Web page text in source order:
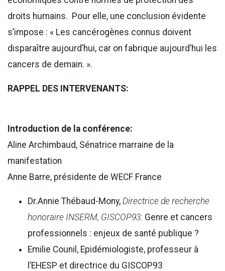
droits humains. Pour elle, une conclusion évidente
s’impose : « Les cancérogènes connus doivent
disparaître aujourd’hui, car on fabrique aujourd’hui les
cancers de demain. ».
RAPPEL DES INTERVENANTS:
Introduction de la conférence:
Aline Archimbaud, Sénatrice marraine de la
manifestation
Anne Barre, présidente de WECF France
Dr.Annie Thébaud-Mony, Directrice de recherche
honoraire INSERM, GISCOP93: Genre et cancers
professionnels : enjeux de santé publique ?
Emilie Counil, Epidémiologiste, professeur à
l’EHESP et directrice du GISCOP93